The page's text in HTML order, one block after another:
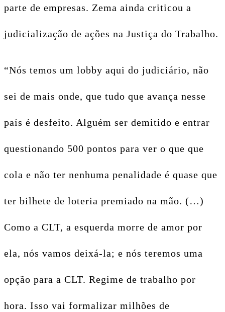
parte de empresas. Zema ainda criticou a
judicialização de ações na Justiça do Trabalho.
“Nós temos um lobby aqui do judiciário, não
sei de mais onde, que tudo que avança nesse
país é desfeito. Alguém ser demitido e entrar
questionando 500 pontos para ver o que que
cola e não ter nenhuma penalidade é quase que
ter bilhete de loteria premiado na mão. (…)
Como a CLT, a esquerda morre de amor por
ela, nós vamos deixá-la; e nós teremos uma
opção para a CLT. Regime de trabalho por
hora. Isso vai formalizar milhões de